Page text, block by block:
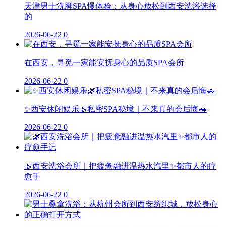
天津男士洗脚SPA慢体验：从身心放松到西安洗浴选择
的
2026-06-22 0
在西安，寻觅一家能安抚身心的品质SPA会所
2026-06-22 0
✨西安休闲娱乐🌿私密SPA秘境｜不来真的会后悔🚗
2026-06-22 0
🌿西安洗浴会所｜把疲惫融进温热水汽里✨都市人的疗
愈手
2026-06-22 0